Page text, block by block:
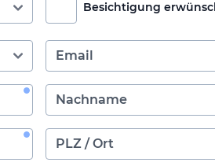
Besichtigung